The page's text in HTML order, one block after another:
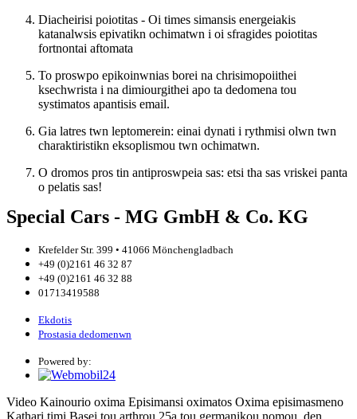
Diacheirisi poiotitas - Oi times simansis energeiakis
katanalwsis epivatikn ochimatwn i oi sfragides poiotitas
fortnontai aftomata
To proswpo epikoinwnias borei na chrisimopoiithei
ksechwrista i na dimiourgithei apo ta dedomena tou
systimatos apantisis email.
Gia latres twn leptomerein: einai dynati i rythmisi olwn twn
charaktiristikn eksoplismou twn ochimatwn.
O dromos pros tin antiproswpeia sas: etsi tha sas vriskei panta
o pelatis sas!
Special Cars - MG GmbH & Co. KG
Krefelder Str. 399 • 41066 Mönchengladbach
+49 (0)2161 46 32 87
+49 (0)2161 46 32 88
01713419588
Ekdotis
Prostasia dedomenwn
Powered by:
Video Kainourio oxima Episimansi oximatos Oxima episimasmeno
Kathari timi Basei tou arthrou 25a tou germanikou nomou, den